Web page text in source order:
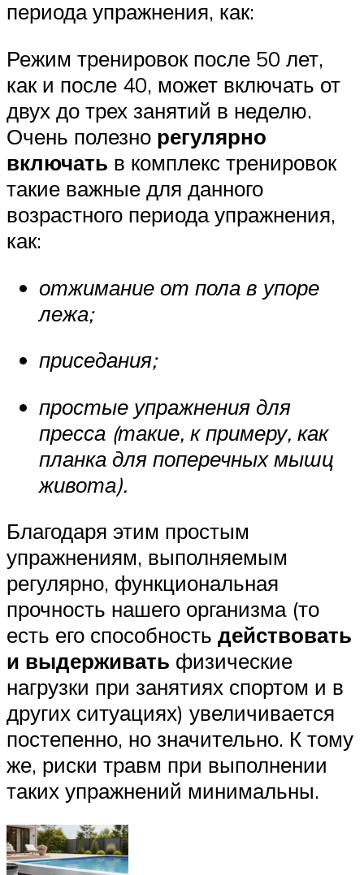
периода упражнения, как:
Режим тренировок после 50 лет,
как и после 40, может включать от
двух до трех занятий в неделю.
Очень полезно регулярно
включать в комплекс тренировок
такие важные для данного
возрастного периода упражнения,
как:
отжимание от пола в упоре
лежа;
приседания;
простые упражнения для
пресса (такие, к примеру, как
планка для поперечных мышц
живота).
Благодаря этим простым
упражнениям, выполняемым
регулярно, функциональная
прочность нашего организма (то
есть его способность действовать
и выдерживать физические
нагрузки при занятиях спортом и в
других ситуациях) увеличивается
постепенно, но значительно. К тому
же, риски травм при выполнении
таких упражнений минимальны.